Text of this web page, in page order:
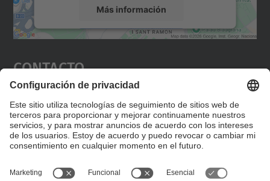
Más información
Aceptar
powered by
Contacto
Editad en la página "Contacto personalizado", que
encontraréis en la raíz de español, vuestros datos
personalizados de contacto.
Formulario de contacto